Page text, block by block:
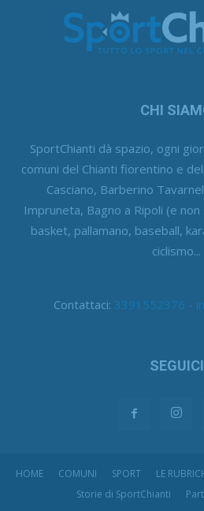
CHI
SportChianti dà spazio, ogni
comuni del Chianti fiorentino e
Casciano, Barberino
Impruneta, Bagno a Ripoli (e non
basket, pallamano, baseball,
ciclismo...
Contattaci: 3391552376 -
SEGUICI
HOME COMUNI SPORT LE
Storie di SportChianti